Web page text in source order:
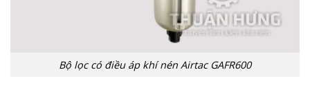
Bộ lọc có điều áp khí nén Airtac GAFR600